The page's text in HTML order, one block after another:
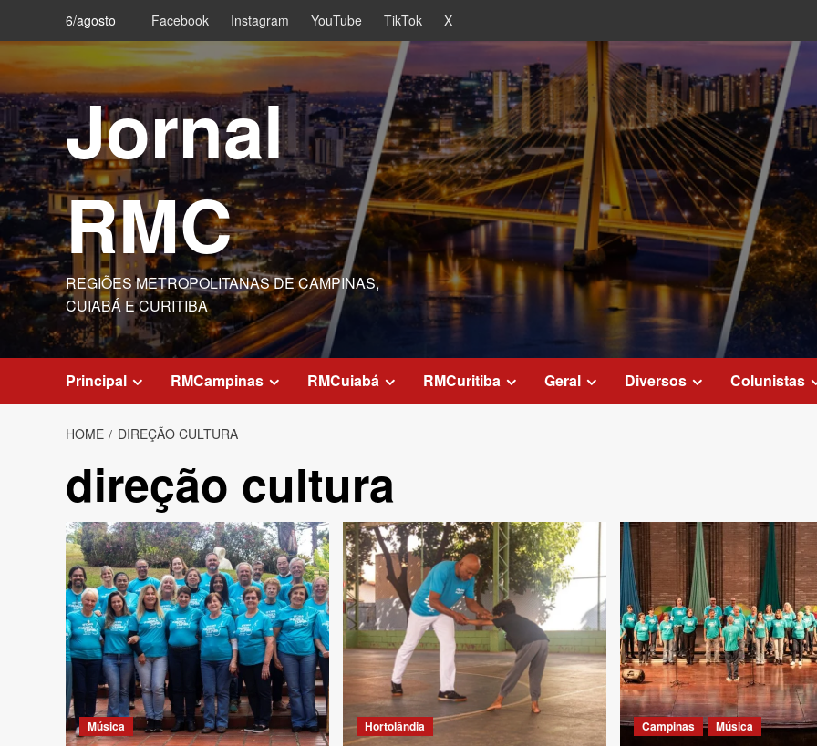
content
6/agosto Facebook Instagram YouTube TikTok X
Jornal
RMC
REGIÕES METROPOLITANAS DE CAMPINAS,
CUIABÁ E CURITIBA
Principal RMCampinas RMCuiabá RMCuritiba Geral Diversos Colunistas
HOME DIREÇÃO CULTURA
direção cultura
Música Hortolândia Campinas Música